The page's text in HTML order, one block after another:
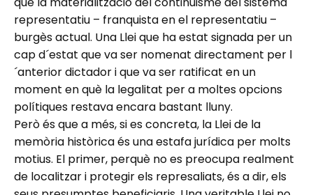
representatiu – franquista en el representatiu –
burgès actual. Una Llei que ha estat signada per un
cap d´estat que va ser nomenat directament per l
´anterior dictador i que va ser ratificat en un
moment en què la legalitat per a moltes opcions
polítiques restava encara bastant lluny.
Però és que a més, si es concreta, la Llei de la
memòria històrica és una estafa jurídica per molts
motius. El primer, perquè no es preocupa realment
de localitzar i protegir els represaliats, és a dir, els